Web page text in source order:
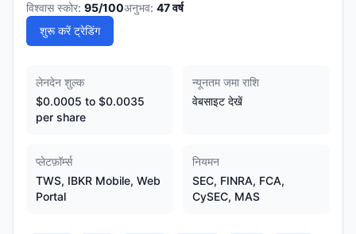
विश्वास स्कोर: 95/100अनुभव: 47वर्ष
शुरू करें ट्रेडिंग
लेनदेन शुल्क
$0.0005 to $0.0035
per share
न्यूनतम जमा राशि
वेबसाइट देखें
प्लेटफ़ॉर्म्स
TWS, IBKR Mobile, Web
Portal
नियमन
SEC, FINRA, FCA,
CySEC, MAS